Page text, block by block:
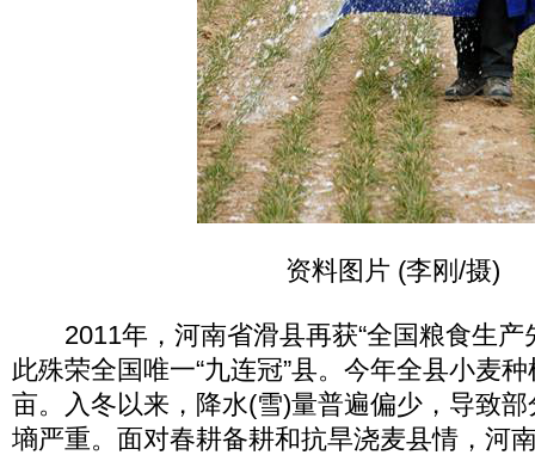
资料图片 (李刚/摄)
2011年，河南省滑县再获“全国粮食生产
此殊荣全国唯一“九连冠”县。今年全县小麦
亩。入冬以来，降水(雪)量普遍偏少，导致
墒严重。面对春耕备耕和抗旱浇麦县情，河